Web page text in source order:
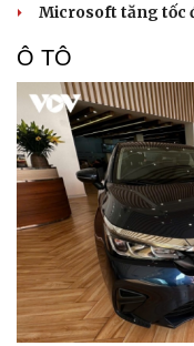
Microsoft tăng tốc
Ô TÔ